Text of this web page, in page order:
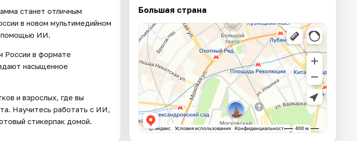
станет отличным
в новом мультимедийном
помощью ИИ.
России в формате
насыщенное
и взрослых, где вы
Научитесь работать с ИИ,
стикерпак домой.
Большая страна